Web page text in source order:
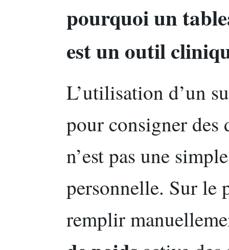
pourquoi un
est un outil
L’utilisation d’un
pour consigner des
n’est pas une
personnelle. Sur le
remplir